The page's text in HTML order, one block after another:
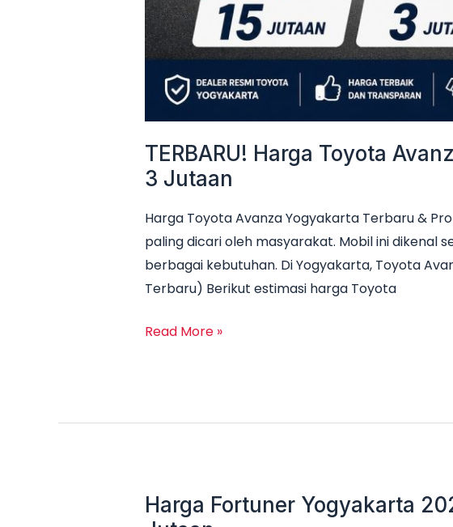
TERBARU! Harga Toyota
3 Jutaan
Harga Toyota Avanza Yogyakarta Terbaru &
paling dicari oleh masyarakat. Mobil ini dikenal
berbagai kebutuhan. Di Yogyakarta, Toyota
Terbaru) Berikut estimasi harga Toyota
Read More »
Harga Fortuner Yogyakarta
Harga